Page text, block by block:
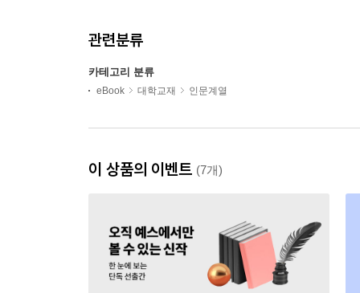
관련분류
카테고리 분류
eBook 대학교재 인문계열
이 상품의 이벤트 (7개)